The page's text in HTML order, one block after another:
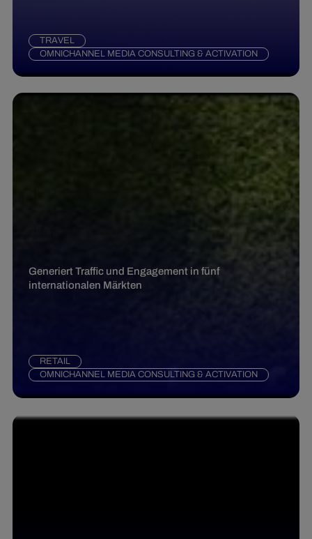
TRAVEL
OMNICHANNEL MEDIA CONSULTING & ACTIVATION
Generiert Traffic und Engagement in fünf
internationalen Märkten
RETAIL
OMNICHANNEL MEDIA CONSULTING & ACTIVATION